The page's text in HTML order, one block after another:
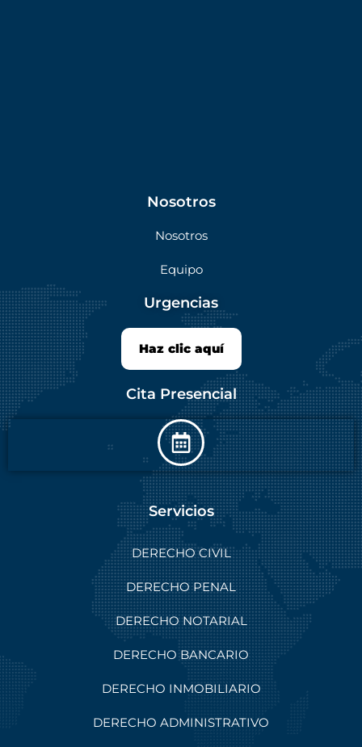
Nosotros
Nosotros
Equipo
Urgencias
Haz clic aquí
Cita Presencial
Servicios
DERECHO CIVIL
DERECHO PENAL
DERECHO NOTARIAL
DERECHO BANCARIO
DERECHO INMOBILIARIO
DERECHO ADMINISTRATIVO